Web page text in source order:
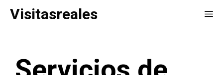
Saltar
Visitasreales